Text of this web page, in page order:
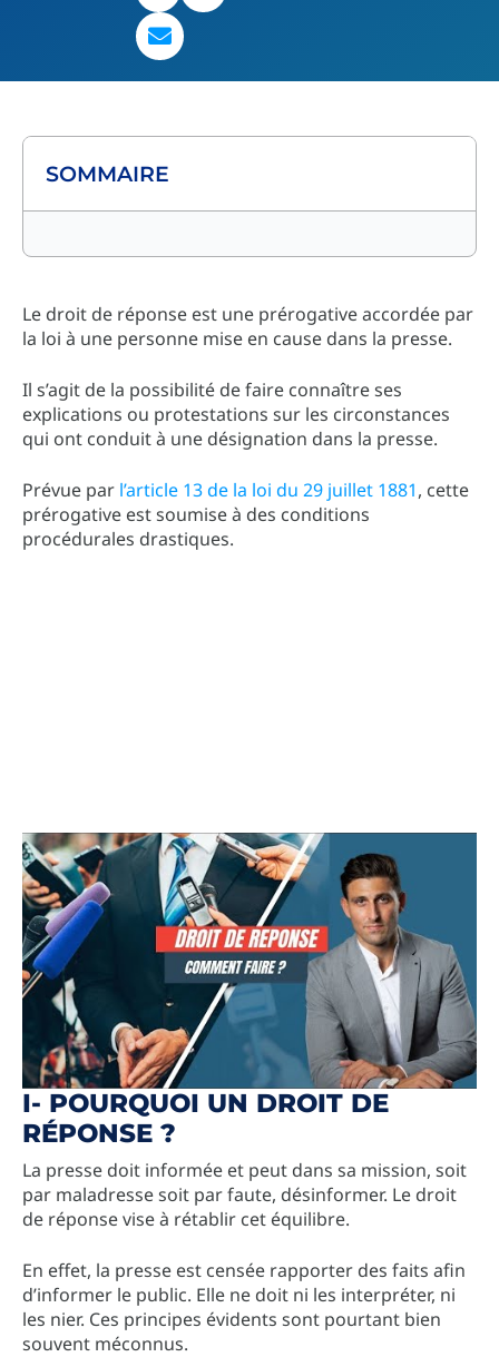
SOMMAIRE
Le droit de réponse est une prérogative accordée par
la loi à une personne mise en cause dans la presse.
Il s’agit de la possibilité de faire connaître ses
explications ou protestations sur les circonstances
qui ont conduit à une désignation dans la presse.
Prévue par l’article 13 de la loi du 29 juillet 1881, cette
prérogative est soumise à des conditions
procédurales drastiques.
I- POURQUOI UN DROIT DE
RÉPONSE ?
La presse doit informée et peut dans sa mission, soit
par maladresse soit par faute, désinformer. Le droit
de réponse vise à rétablir cet équilibre.
En effet, la presse est censée rapporter des faits afin
d’informer le public. Elle ne doit ni les interpréter, ni
les nier. Ces principes évidents sont pourtant bien
souvent méconnus.